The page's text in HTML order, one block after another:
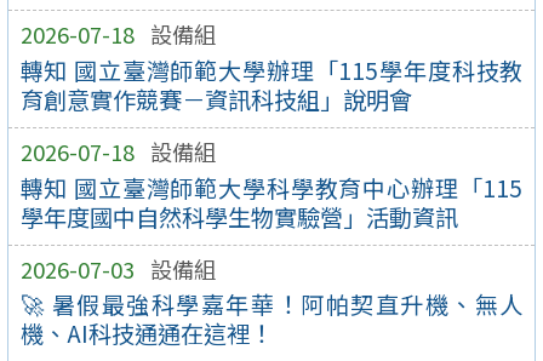
2026-07-18 設備組
轉知 國立臺灣師範大學辦理「115學年度科技教
育創意實作競賽－資訊科技組」說明會
2026-07-18 設備組
轉知 國立臺灣師範大學科學教育中心辦理「115
學年度國中自然科學生物實驗營」活動資訊
2026-07-03 設備組
🚀 暑假最強科學嘉年華！阿帕契直升機、無人
機、AI科技通通在這裡！